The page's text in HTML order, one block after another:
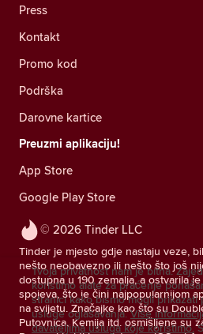
© 2026 Tinder LLC
Tinder je mjesto gdje nastaju veze,
nešto neobavezno ili nešto što još
dostupna u 190 zemalja, a ostvarila
spojeva, što je čini najpopularnijom
na svijetu. Značajke kao što su
Putovnica, Kemija itd. osmišljene su
Press
Kontakt
Promo kod
Podrška
Darovne kartice
Preuzmi aplikaciju!
App Store
Google Play Store
Tvoja privatnost nam je bitna.
koristimo alate za praćenje
stranici kako bismo mogli
usluge oglašavanja. Više
davateljima usluga koje koristimo.